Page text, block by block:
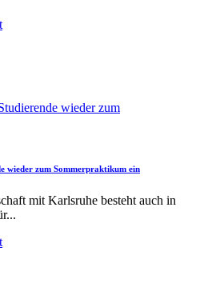
wieder zum Sommerpraktikum ein
mit Karlsruhe besteht auch in
...